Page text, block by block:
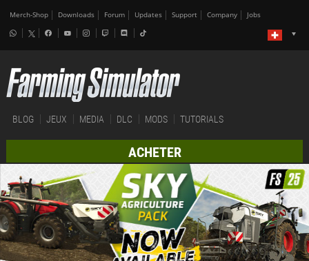
Merch-Shop Downloads Forum Updates Support Company Jobs
BLOG JEUX MEDIA DLC MODS TUTORIALS
ACHETER